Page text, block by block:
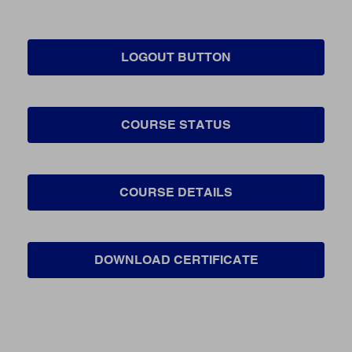
LOGOUT BUTTON
COURSE STATUS
COURSE DETAILS
DOWNLOAD CERTIFICATE